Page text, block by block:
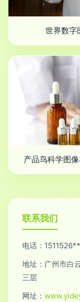
世界数字
产品鸟科学图
联系我们
电话：1511526**
地址：广州市白
三层
网址：